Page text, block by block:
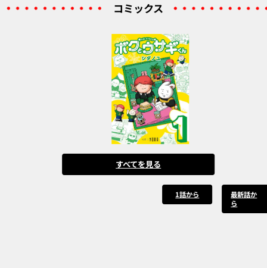
コミックス
すべてを見る
1話から 最新話か
ら